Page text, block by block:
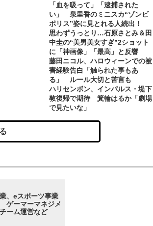
「血を吸って」「逮捕された
い」 泉里香のミニスカ“ゾンビ
ポリス”姿に見とれる人続出！
思わずうっとり…石原さとみ＆田
中圭の“美男美女すぎ”2ショット
に「神画像」「最高」と反響
藤田ニコル、ハロウィーンでの被
害経験告白「触られた事もあ
る」 ルール大切と苦言も
ハリセンボン、インパルス・堤下
敦復帰で期待 箕輪はるか「劇場
で見たいな」
、eスポーツ事業
ゲーマーマネジメ
ーム運営など